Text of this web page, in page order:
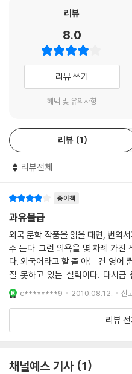
리뷰
8.0
리뷰 쓰기
혜택 및 유의사항
리뷰 1
리뷰전체
종이책
과유불급
외국 문학 작품을 읽을 때면, 번역
주 든다. 그런 의욕을 몇 차례 가진
다. 외국어라고 할 줄 아는 건 영어
질 못하고 있는 실력이다. 다시금
만 영어로 번역된 것이지 사실 원
enina]를 집어
c********9 2010.08.12. 신
리뷰
채널예스 기사 1